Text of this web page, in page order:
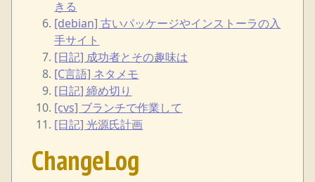
きる
[debian] 古いパッケージやインストーラの入
手サイト
[日記] 成功者とその趣味は
[C言語] ネタメモ
[日記] 締め切り
[cvs] ブランチで作業して
[日記] 光源氏計画
ChangeLog